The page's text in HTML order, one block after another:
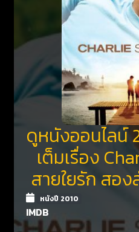
ดูหนังออนไลน์
เต็มเรื่อง
สายใยรัก สอ
หนังปี 2010
IMDB